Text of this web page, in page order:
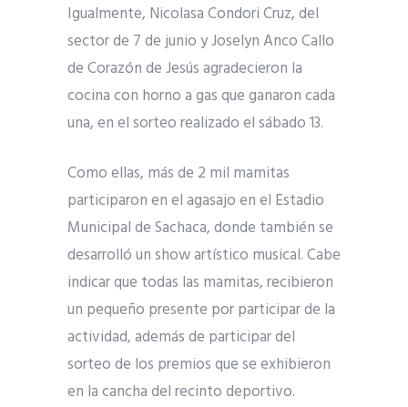
Igualmente, Nicolasa Condori Cruz, del
sector de 7 de junio y Joselyn Anco Callo
de Corazón de Jesús agradecieron la
cocina con horno a gas que ganaron cada
una, en el sorteo realizado el sábado 13.
Como ellas, más de 2 mil mamitas
participaron en el agasajo en el Estadio
Municipal de Sachaca, donde también se
desarrolló un show artístico musical. Cabe
indicar que todas las mamitas, recibieron
un pequeño presente por participar de la
actividad, además de participar del
sorteo de los premios que se exhibieron
en la cancha del recinto deportivo.